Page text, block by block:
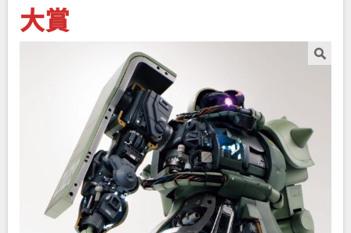
大賞